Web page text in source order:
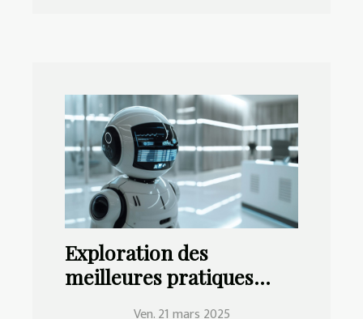
Exploration des
meilleures pratiques